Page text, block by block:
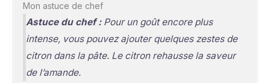
Mon astuce de chef
Astuce du chef :Pour un goût encore plus
intense, vous pouvez ajouter quelques zestes de
citron dans la pâte. Le citron rehausse la saveur
de l’amande.